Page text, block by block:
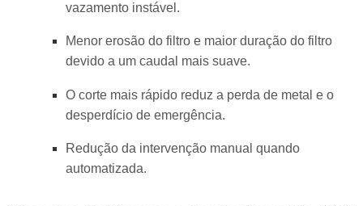
vazamento instável.
Menor erosão do filtro e maior duração do filtro
devido a um caudal mais suave.
O corte mais rápido reduz a perda de metal e o
desperdício de emergência.
Redução da intervenção manual quando
automatizada.